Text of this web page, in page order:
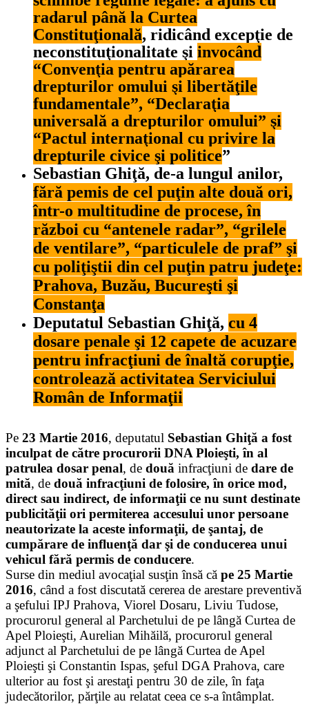
radarul până la Curtea
Constituţională, ridicând excepţie de
neconstituţionalitate şi invocând
“Convenţia pentru apărarea
drepturilor omului şi libertăţile
fundamentale”, “Declaraţia
universală a drepturilor omului” şi
“Pactul internaţional cu privire la
drepturile civice şi politice”
Sebastian Ghiţă, de-a lungul anilor,
fără pemis de cel puţin alte două ori,
într-o multitudine de procese, în
război cu “antenele radar”, “grilele
de ventilare”, “particulele de praf” şi
cu poliţiştii din cel puţin patru judeţe:
Prahova, Buzău, Bucureşti şi
Constanţa
Deputatul Sebastian Ghiţă, cu 4
dosare penale şi 12 capete de acuzare
pentru infracţiuni de înaltă corupţie,
controlează activitatea Serviciului
Român de Informaţii
Pe 23 Martie 2016, deputatul Sebastian Ghiţă a fost
inculpat de către procurorii DNA Ploieşti, în al
patrulea dosar penal, de două infracţiuni de dare de
mită, de două infracţiuni de folosire, în orice mod,
direct sau indirect, de informaţii ce nu sunt destinate
publicităţii ori permiterea accesului unor persoane
neautorizate la aceste informaţii, de şantaj, de
cumpărare de influenţă dar şi de conducerea unui
vehicul fără permis de conducere.
Surse din mediul avocaţial susţin însă că pe 25 Martie
2016, când a fost discutată cererea de arestare preventivă
a şefului IPJ Prahova, Viorel Dosaru, Liviu Tudose,
procurorul general al Parchetului de pe lângă Curtea de
Apel Ploieşti, Aurelian Mihăilă, procurorul general
adjunct al Parchetului de pe lângă Curtea de Apel
Ploieşti şi Constantin Ispas, şeful DGA Prahova, care
ulterior au fost şi arestaţi pentru 30 de zile, în faţa
judecătorilor, părţile au relatat ceea ce s-a întâmplat.